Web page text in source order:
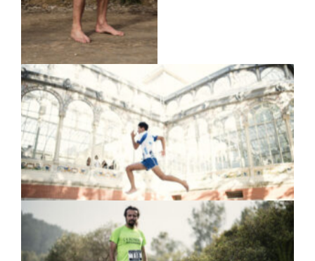
minimalista en su
reglamento.
Karim El Hayani, joven promesa del descalcismo
que recientemente ha batido el record del
mundo Guinnes de cien kilómetros en carretera
descalzo, durante su entrenamiento.
Emilio Sáez es profesor de comunicación en la
Universitat Jaume I de Castellón y autor de los
libros, La aventura de correr descalzo y El reto